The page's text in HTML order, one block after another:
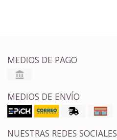
MEDIOS DE PAGO
MEDIOS DE ENVÍO
NUESTRAS REDES SOCIALES